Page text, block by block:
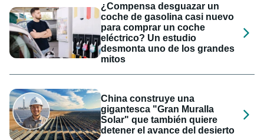
¿Compensa desguazar un
coche de gasolina casi nuevo
para comprar un coche
eléctrico? Un estudio
desmonta uno de los grandes
mitos
China construye una
gigantesca "Gran Muralla
Solar" que también quiere
detener el avance del desierto